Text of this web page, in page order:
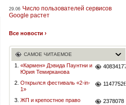
29.06 Число пользователей сервисов
Google растет
Все новости ›
САМОЕ ЧИТАЕМОЕ
1.
«Кармен» Дэвида Паунтни и
Юрия Темирканова
40834177
2. Открылся фестиваль «2-in-
1»
11477526
3. ЖП и крепостное право
2378078